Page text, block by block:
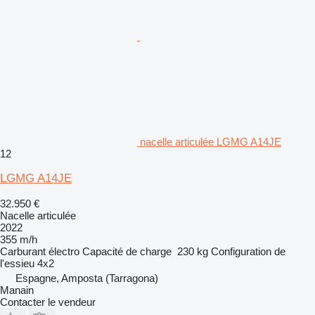
nacelle articulée LGMG A14JE
12
LGMG A14JE
32.950 €
Nacelle articulée
2022
355 m/h
Carburant électro Capacité de charge 230 kg Configuration de
l'essieu 4x2
Espagne, Amposta (Tarragona)
Manain
Contacter le vendeur